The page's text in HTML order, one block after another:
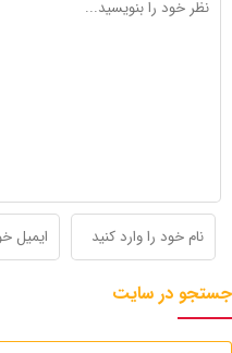
جستجو در سایت